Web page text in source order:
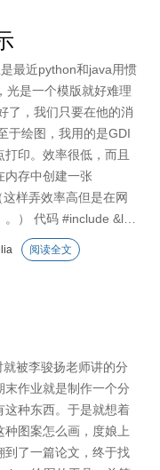
最近python和java用惯
光是一个模版就好难理
了，我们只要在他的消
于绘图，我用的是GDI
印。效率很低，而且
内存中创建一张
样弄效率高但是在网
。） 代码 #include &l…
阅读全文
被李骏扬老师讲的分
作业就是制作一个分
种东西。于是就想着
图案怎么画，度娘上
到了一篇论文，终于找